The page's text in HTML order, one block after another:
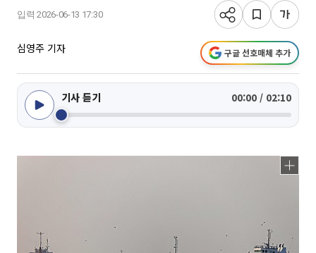
입력 2026-06-13 17:30
심영주 기자 구글 선호매체 추가
기사 듣기 00:00 / 02:10